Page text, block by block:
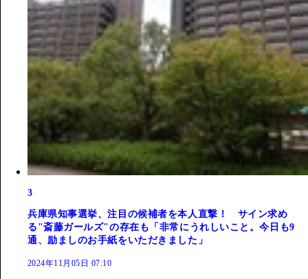
3
兵庫県知事選挙、注目の候補者を本人直撃！ サイン求め
る"斎藤ガールズ"の存在も「非常にうれしいこと。今日も9
通、励ましのお手紙をいただきました」
2024年11月05日 07:10